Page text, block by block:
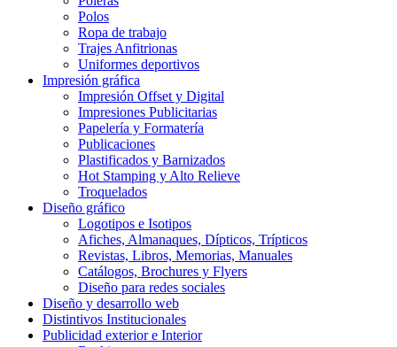
Polos
Ropa de trabajo
Trajes Anfitrionas
Uniformes deportivos
Impresión gráfica
Impresión Offset y Digital
Impresiones Publicitarias
Papelería y Formatería
Publicaciones
Plastificados y Barnizados
Hot Stamping y Alto Relieve
Troquelados
Diseño gráfico
Logotipos e Isotipos
Afiches, Almanaques, Dípticos, Trípticos
Revistas, Libros, Memorias, Manuales
Catálogos, Brochures y Flyers
Diseño para redes sociales
Diseño y desarrollo web
Distintivos Institucionales
Publicidad exterior e Interior